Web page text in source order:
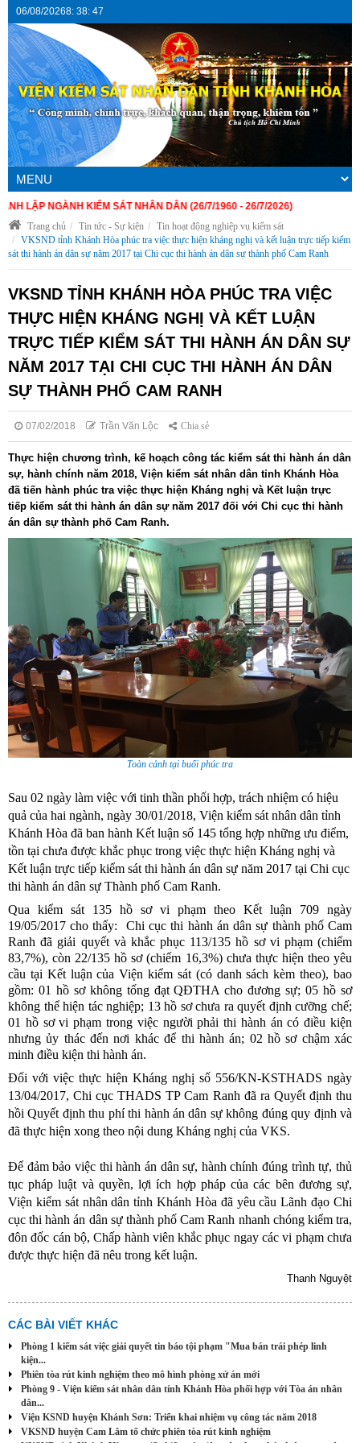
06/08/20268: 38: 47
NGÀNH KIỂM SÁT NHÂN DÂN (26/7/1960 - 26/7/2026)
Trang chủ
Tin tức - Sự kiện
Tin hoạt động nghiệp vụ kiểm sát
VKSND tỉnh Khánh Hòa phúc tra việc thực hiện kháng nghị và kết luận trực tiếp kiểm
sát thi hành án dân sự năm 2017 tại Chi cục thi hành án dân sự thành phố Cam Ranh
VKSND TỈNH KHÁNH HÒA PHÚC TRA VIỆC
THỰC HIỆN KHÁNG NGHỊ VÀ KẾT LUẬN
TRỰC TIẾP KIỂM SÁT THI HÀNH ÁN DÂN SỰ
NĂM 2017 TẠI CHI CỤC THI HÀNH ÁN DÂN
SỰ THÀNH PHỐ CAM RANH
07/02/2018 Trần Văn Lộc Chia sẻ
Thực hiện chương trình, kế hoạch công tác kiểm sát thi hành án dân
sự, hành chính năm 2018, Viện kiểm sát nhân dân tỉnh Khánh Hòa
đã tiến hành phúc tra việc thực hiện Kháng nghị và Kết luận trực
tiếp kiểm sát thi hành án dân sự năm 2017 đối với Chi cục thi hành
án dân sự thành phố Cam Ranh.
Toàn cảnh tại buổi phúc tra
Sau 02 ngày làm việc với tinh thần phối hợp, trách nhiệm có hiệu
quả của hai ngành, ngày 30/01/2018, Viện kiểm sát nhân dân tỉnh
Khánh Hòa đã ban hành Kết luận số 145 tổng hợp những ưu điểm,
tồn tại chưa được khắc phục trong việc thực hiện Kháng nghị và
Kết luận trực tiếp kiểm sát thi hành án dân sự năm 2017 tại Chi cục
thi hành án dân sự Thành phố Cam Ranh.
Qua kiểm sát 135 hồ sơ vi phạm theo Kết luận 709 ngày
19/05/2017 cho thấy: Chi cục thi hành án dân sự thành phố Cam
Ranh đã giải quyết và khắc phục 113/135 hồ sơ vi phạm (chiếm
83,7%), còn 22/135 hồ sơ (chiếm 16,3%) chưa thực hiện theo yêu
cầu tại Kết luận của Viện kiểm sát (có danh sách kèm theo), bao
gồm: 01 hồ sơ không tống đạt QĐTHA cho đương sự; 05 hồ sơ
không thể hiện tác nghiệp; 13 hồ sơ chưa ra quyết định cưỡng chế;
01 hồ sơ vi phạm trong việc người phải thi hành án có điều kiện
nhưng ủy thác đến nơi khác để thi hành án; 02 hồ sơ chậm xác
minh điều kiện thi hành án.
Đối với việc thực hiện Kháng nghị số 556/KN-KSTHADS ngày
13/04/2017,Chi cục THADS TP Cam Ranh đã ra Quyết định thu
hồi Quyết định thu phí thi hành án dân sự không đúng quy định và
đã thực hiện xong theo nội dung Kháng nghị của VKS.
Để đảm bảo việc thi hành án dân sự, hành chính đúng trình tự, thủ
tục pháp luật và quyền, lợi ích hợp pháp của các bên đương sự,
Viện kiểm sát nhân dân tỉnh Khánh Hòa đã yêu cầu Lãnh đạo Chi
cục thi hành án dân sự thành phố Cam Ranh nhanh chóng kiểm tra,
đôn đốc cán bộ, Chấp hành viên khắc phục ngay các vi phạm chưa
được thực hiện đã nêu trong kết luận.
Thanh Nguyệt
CÁC BÀI VIẾT KHÁC
Phòng 1 kiểm sát việc giải quyết tin báo tội phạm "Mua bán trái phép linh
kiện...
Phiên tòa rút kinh nghiệm theo mô hình phòng xử án mới
Phòng 9 - Viện kiểm sát nhân dân tỉnh Khánh Hòa phối hợp với Tòa án nhân
dân...
Viện KSND huyện Khánh Sơn: Triển khai nhiệm vụ công tác năm 2018
VKSND huyện Cam Lâm tổ chức phiên tòa rút kinh nghiệm